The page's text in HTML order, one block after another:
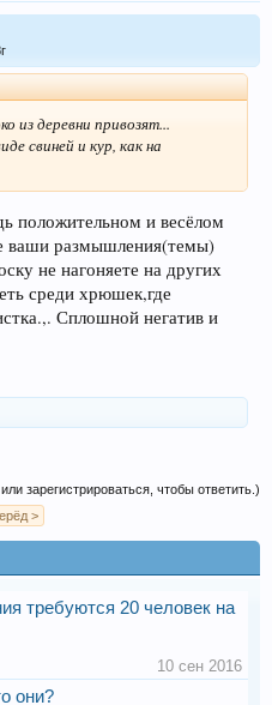
из деревни привозят...
свиней и кур, как на
положительном и весёлом
ваши размышления(темы)
не нагоняете на других
среди хрюшек,где
Сплошной негатив и
зарегистрироваться, чтобы ответить.)
>
требуются 20 человек на
10 сен 2016
они?